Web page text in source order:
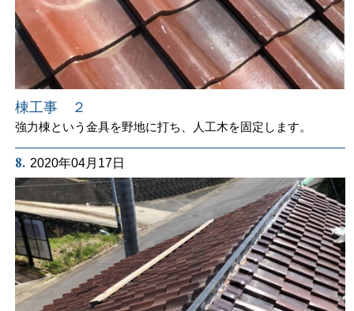
棟工事 ２
強力棟という金具を野地に打ち、人工木を固定します。
8. 2020年04月17日